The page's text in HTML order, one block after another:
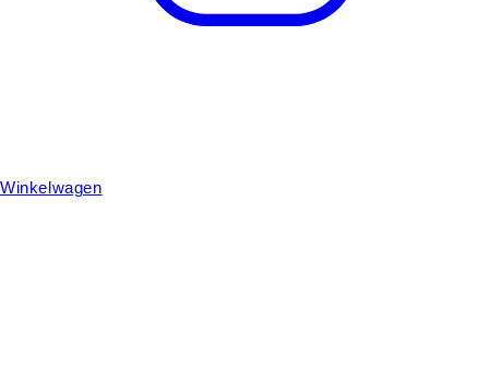
Winkelwagen